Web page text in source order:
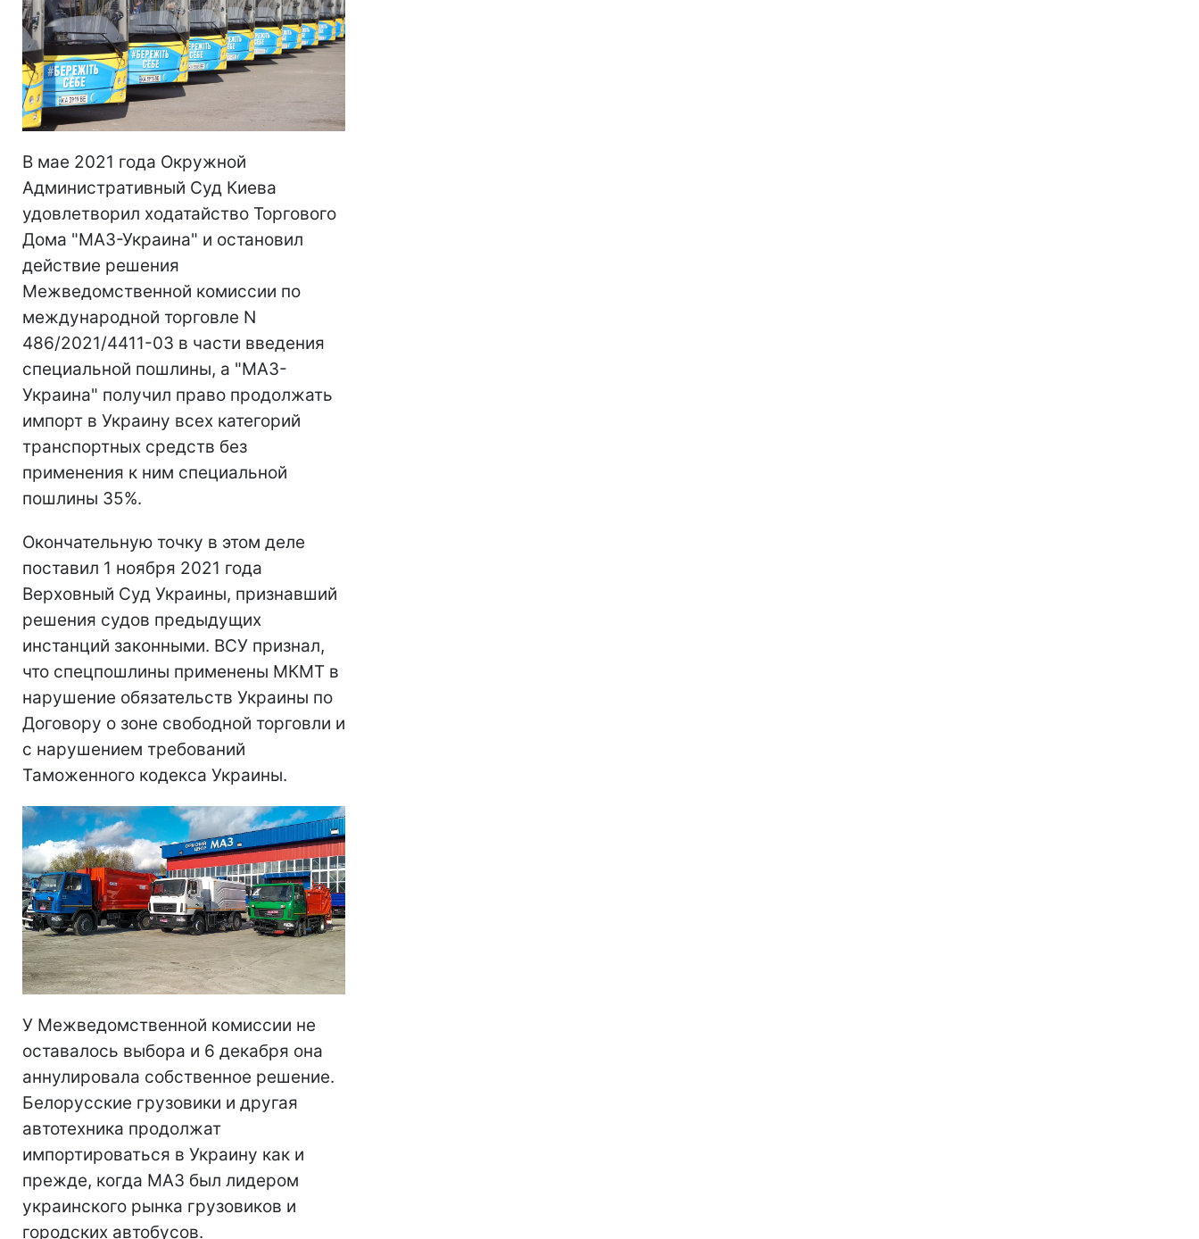
В мае 2021 года Окружной
Административный Суд Киева
удовлетворил ходатайство Торгового
Дома "МАЗ-Украина" и остановил
действие решения
Межведомственной комиссии по
международной торговле N
486/2021/4411-03 в части введения
специальной пошлины, а "МАЗ-
Украина" получил право продолжать
импорт в Украину всех категорий
транспортных средств без
применения к ним специальной
пошлины 35%.
Окончательную точку в этом деле
поставил 1 ноября 2021 года
Верховный Суд Украины, признавший
решения судов предыдущих
инстанций законными. ВСУ признал,
что спецпошлины применены МКМТ в
нарушение обязательств Украины по
Договору о зоне свободной торговли и
с нарушением требований
Таможенного кодекса Украины.
У Межведомственной комиссии не
оставалось выбора и 6 декабря она
аннулировала собственное решение.
Белорусские грузовики и другая
автотехника продолжат
импортироваться в Украину как и
прежде, когда МАЗ был лидером
украинского рынка грузовиков и
городских автобусов.